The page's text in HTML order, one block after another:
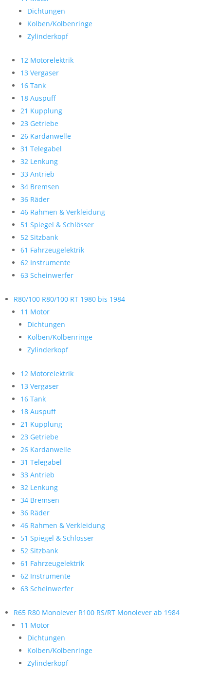
Dichtungen
Kolben/Kolbenringe
Zylinderkopf
12 Motorelektrik
13 Vergaser
16 Tank
18 Auspuff
21 Kupplung
23 Getriebe
26 Kardanwelle
31 Telegabel
32 Lenkung
33 Antrieb
34 Bremsen
36 Räder
46 Rahmen & Verkleidung
51 Spiegel & Schlösser
52 Sitzbank
61 Fahrzeugelektrik
62 Instrumente
63 Scheinwerfer
R80/100 R80/100 RT 1980 bis 1984
11 Motor
Dichtungen
Kolben/Kolbenringe
Zylinderkopf
12 Motorelektrik
13 Vergaser
16 Tank
18 Auspuff
21 Kupplung
23 Getriebe
26 Kardanwelle
31 Telegabel
33 Antrieb
32 Lenkung
34 Bremsen
36 Räder
46 Rahmen & Verkleidung
51 Spiegel & Schlösser
52 Sitzbank
61 Fahrzeugelektrik
62 Instrumente
63 Scheinwerfer
R65 R80 Monolever R100 RS/RT Monolever ab 1984
11 Motor
Dichtungen
Kolben/Kolbenringe
Zylinderkopf